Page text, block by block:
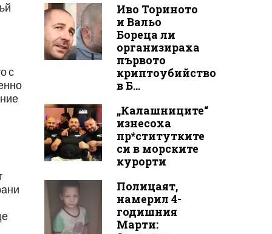
с
Иво Ториното
и Вальо
Бореца ли
организираха
първото
криптоубийство
в Б...
„Калашниците“
изнесоха
пр*ститутките
си в морските
курорти
Полицаят,
намерил 4-
годишния
Марти: